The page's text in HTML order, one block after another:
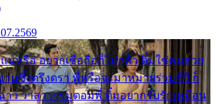
แน่หรือ อยากเชื่อถือก็ไม่กล้า ติ๋มใช่คนสวย
ามซึ้งตรึงตรา พี่หรือจะมาหมายร่วมชีวี ก็
าว ว่าสาวๆรุมตอมพี่ ติ๋มอยากรับรักเหมือน